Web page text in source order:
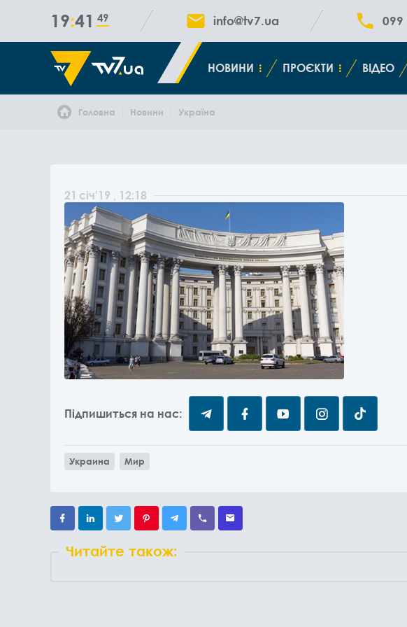
19 41 50 info@tv7.ua 099
НОВИНИ ПРОЄКТИ ВІДЕО
Головна Новини Україна
21 січ'19 , 12:18
Підпишиться на нас:
Украина Мир
Читайте також: